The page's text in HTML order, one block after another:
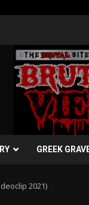
GREEK
2021)